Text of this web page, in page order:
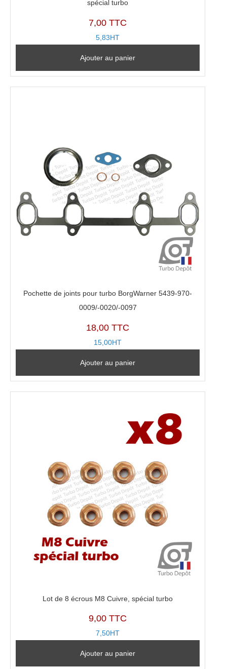
spécial turbo
7,00 TTC
5,83HT
Ajouter au panier
Pochette de joints pour turbo BorgWarner 5439-970-
0009/-0020/-0097
18,00 TTC
15,00HT
Ajouter au panier
Lot de 8 écrous M8 Cuivre, spécial turbo
9,00 TTC
7,50HT
Ajouter au panier